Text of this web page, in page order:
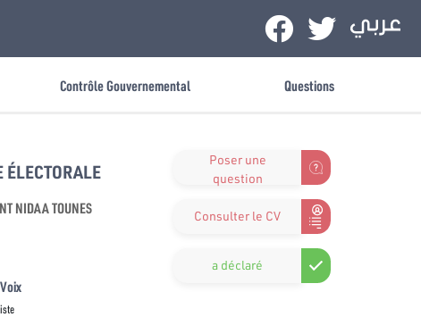
Contrôle Gouvernemental Questions
ÉLECTORALE
NIDAA TOUNES
Poser une
question
Consulter le CV
a déclaré